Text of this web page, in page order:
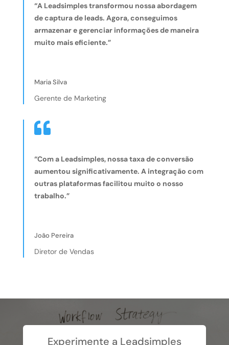
“A Leadsimples transformou nossa abordagem
de captura de leads. Agora, conseguimos
armazenar e gerenciar informações de maneira
muito mais eficiente.”
Maria Silva
Gerente de Marketing

“Com a Leadsimples, nossa taxa de conversão
aumentou significativamente. A integração com
outras plataformas facilitou muito o nosso
trabalho.”
João Pereira
Diretor de Vendas
Experimente a Leadsimples